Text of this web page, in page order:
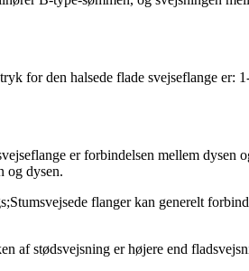
for den halsede flade svejseflange er:
er forbindelsen mellem dysen
og dysen.
flanger kan generelt
af ​​stødsvejsning er højere end